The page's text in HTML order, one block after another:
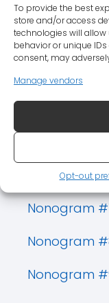
To provide the best
store and/or access
technologies will
behavior or unique
consent, may
Manage vendors
Opt-out
Nonogram
Nonogram
Nonogram #3
Nonogram
Nonogram
Nonogram
Nonogram
Nonogram